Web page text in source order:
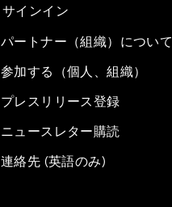
サインイン
パートナー（組織）につい
参加する（個人、組織）
プレスリリース登録
ニュースレター購読
連絡先 (英語のみ)